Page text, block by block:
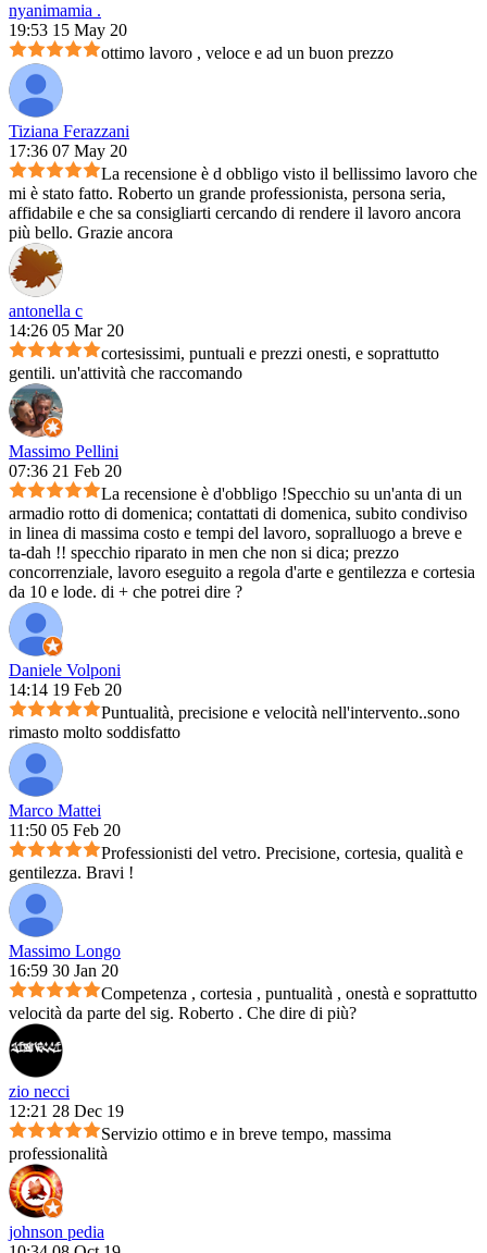
nyanimamia .
19:53 15 May 20
ottimo lavoro , veloce e ad un buon prezzo
Tiziana Ferazzani
17:36 07 May 20
La recensione è d obbligo visto il bellissimo lavoro che
mi è stato fatto. Roberto un grande professionista, persona seria,
affidabile e che sa consigliarti cercando di rendere il lavoro ancora
più bello. Grazie ancora
antonella c
14:26 05 Mar 20
cortesissimi, puntuali e prezzi onesti, e soprattutto
gentili. un'attività che raccomando
Massimo Pellini
07:36 21 Feb 20
La recensione è d'obbligo !Specchio su un'anta di un
armadio rotto di domenica; contattati di domenica, subito condiviso
in linea di massima costo e tempi del lavoro, sopralluogo a breve e
ta-dah !! specchio riparato in men che non si dica; prezzo
concorrenziale, lavoro eseguito a regola d'arte e gentilezza e cortesia
da 10 e lode. di + che potrei dire ?
Daniele Volponi
14:14 19 Feb 20
Puntualità, precisione e velocità nell'intervento..sono
rimasto molto soddisfatto
Marco Mattei
11:50 05 Feb 20
Professionisti del vetro. Precisione, cortesia, qualità e
gentilezza. Bravi !
Massimo Longo
16:59 30 Jan 20
Competenza , cortesia , puntualità , onestà e soprattutto
velocità da parte del sig. Roberto . Che dire di più?
zio necci
12:21 28 Dec 19
Servizio ottimo e in breve tempo, massima
professionalità
johnson pedia